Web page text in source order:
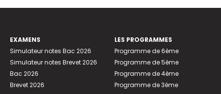
EXAMENS
Simulateur notes Bac 2026
Simulateur notes Brevet 2026
Bac 2026
Brevet 2026
LES PROGRAMMES
Programme de 6ème
Programme de 5ème
Programme de 4ème
Programme de 3ème